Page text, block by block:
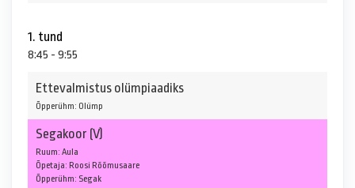
1. tund
8:45 - 9:55
Ettevalmistus olümpiaadiks
Õpperühm: Olümp
Segakoor (V)
Ruum: Aula
Õpetaja: Roosi Rõõmusaare
Õpperühm: Segak